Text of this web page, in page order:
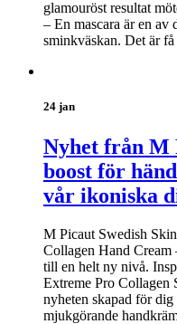
glamouröst resultat
– En mascara är en av
sminkväskan. Det är
24 jan
Nyhet från M
boost för
vår ikoniska
M Picaut Swedish
Collagen Hand Cream
till en helt ny nivå.
Extreme Pro Collagen
nyheten skapad för
mjukgörande